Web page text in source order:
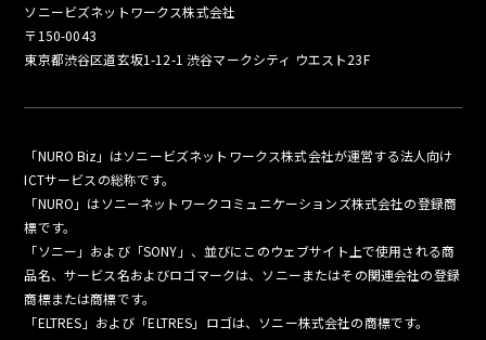
ソニービズネットワークス株式会社
〒150-0043
東京都渋谷区道玄坂1-12-1 渋谷マークシティ ウエスト23F
「NURO Biz」はソニービズネットワークス株式会社が運営する法人向け
ICTサービスの総称です。
「NURO」はソニーネットワークコミュニケーションズ株式会社の登録商
標です。
「ソニー」および「SONY」、並びにこのウェブサイト上で使用される商
品名、サービス名およびロゴマークは、ソニーまたはその関連会社の登録
商標または商標です。
「ELTRES」および「ELTRES」ロゴは、ソニー株式会社の商標です。